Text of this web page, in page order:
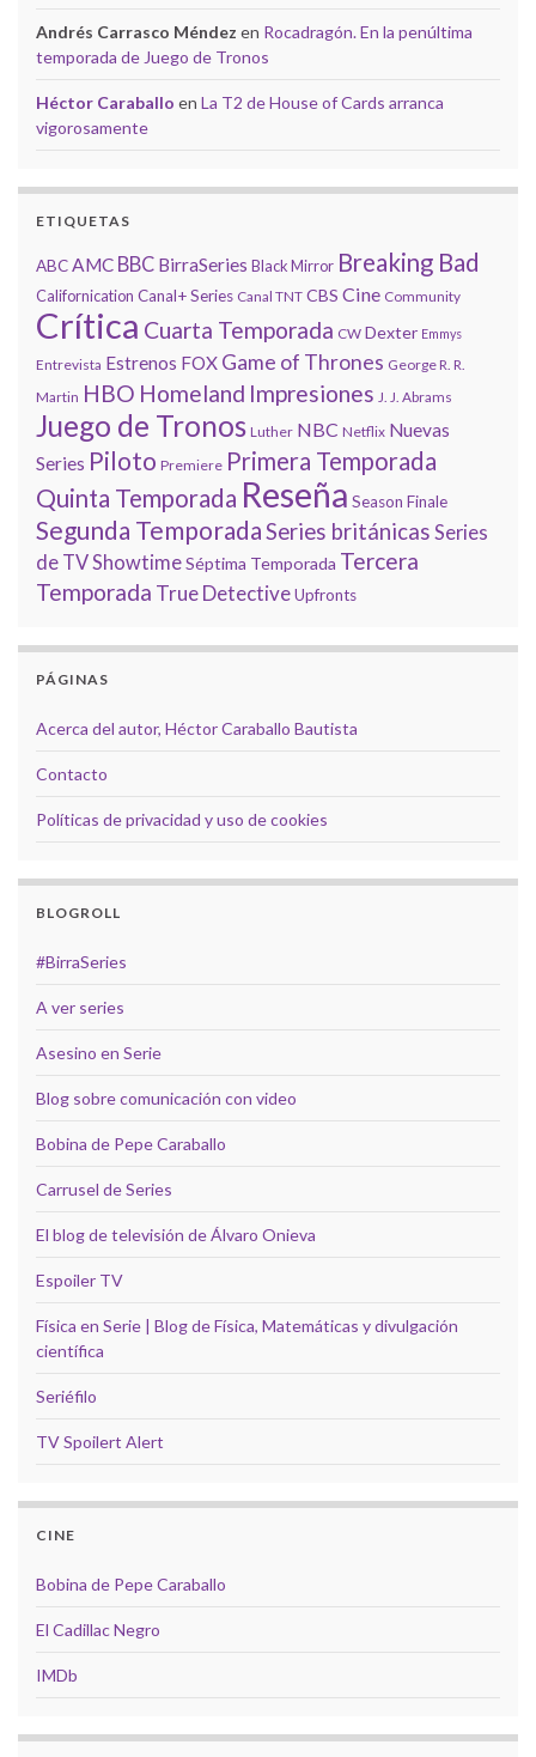
Andrés Carrasco Méndez en Rocadragón. En la penúltima
temporada de Juego de Tronos
Héctor Caraballo en La T2 de House of Cards arranca
vigorosamente
ETIQUETAS
ABCAMC BBC BirraSeries Black Mirror Breaking Bad
Californication Canal+ Series Canal TNT CBS Cine Community
Crítica Cuarta Temporada CW Dexter Emmys
Entrevista Estrenos FOX Game of Thrones George R. R.
Martin HBO Homeland Impresiones J. J. Abrams
Juego de Tronos Luther NBC Netflix Nuevas
Series Piloto Premiere Primera Temporada
Quinta Temporada Reseña Season Finale
Segunda TemporadaSeries británicas Series
de TVShowtimeSéptima Temporada Tercera
Temporada True DetectiveUpfronts
PÁGINAS
Acerca del autor, Héctor Caraballo Bautista
Contacto
Políticas de privacidad y uso de cookies
BLOGROLL
#BirraSeries
A ver series
Asesino en Serie
Blog sobre comunicación con video
Bobina de Pepe Caraballo
Carrusel de Series
El blog de televisión de Álvaro Onieva
Espoiler TV
Física en Serie | Blog de Física, Matemáticas y divulgación
científica
Seriéfilo
TV Spoilert Alert
CINE
Bobina de Pepe Caraballo
El Cadillac Negro
IMDb